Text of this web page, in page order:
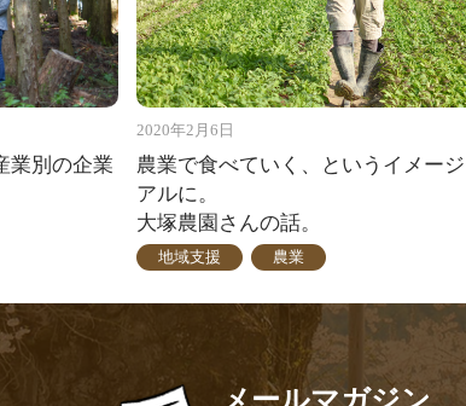
業別の企業
2020年2月6日
農業で食べていく、というイメー
アルに。
大塚農園さんの話。
地域支援 農業